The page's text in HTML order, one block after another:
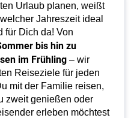
Urlaub planen, weißt
Jahreszeit ideal
für Dich da! Von
bis hin zu
im Frühling – wir
Reiseziele für jeden
mit der Familie reisen,
zweit genießen oder
erleben möchtest